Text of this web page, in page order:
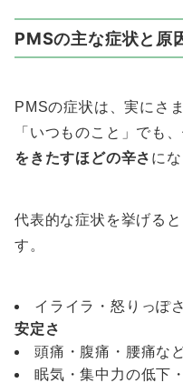
PMSの主な症状と原
PMSの症状は、実にさ
「いつものこと」でも
をきたすほどの辛さ に
代表的な症状を挙げる
す。
イライラ・怒りっぽ
安定さ
頭痛・腹痛・腰痛な
眠気・集中力の低下